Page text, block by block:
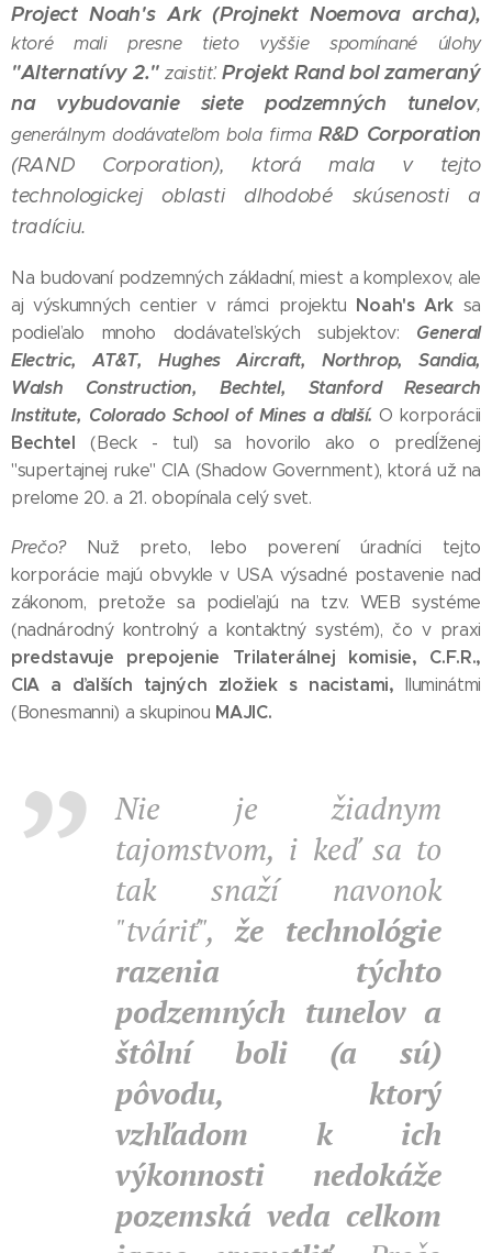
Project Noah's Ark (Projnekt Noemova archa),
ktoré mali presne tieto vyššie spomínané úlohy
"Alternatívy 2." zaistiť.Projekt Rand bol zameraný
na vybudovanie siete podzemných tunelov,
generálnym dodávateľom bola firmaR&D Corporation
(RAND Corporation), ktorá mala v tejto
technologickej oblasti dlhodobé skúsenosti a
tradíciu.
Na budovaní podzemných základní, miest a komplexov, ale
aj výskumných centier v rámci projektu Noah's Ark sa
podieľalo mnoho dodávateľských subjektov: General
Electric, AT&T, Hughes Aircraft, Northrop, Sandia,
Walsh Construction, Bechtel, Stanford Research
Institute, Colorado School of Mines a ďalší. O korporácii
Bechtel (Beck - tul) sa hovorilo ako o predĺženej
"supertajnej ruke" CIA (Shadow Government), ktorá už na
prelome 20. a 21. obopínala celý svet.
Prečo?Nuž preto, lebo poverení úradníci tejto
korporácie majú obvykle v USA výsadné postavenie nad
zákonom, pretože sa podieľajú na tzv. WEB systéme
(nadnárodný kontrolný a kontaktný systém), čo v praxi
predstavuje prepojenie Trilaterálnej komisie, C.F.R.,
CIA a ďalších tajných zložiek s nacistami,Iluminátmi
(Bonesmanni) a skupinou MAJIC.
Nie je žiadnym
tajomstvom, i keď sa to
tak snaží navonok
"tváriť",že technológie
razenia týchto
podzemných tunelov a
štôlní boli (a sú)
pôvodu, ktorý
vzhľadom k ich
výkonnosti nedokáže
pozemská veda celkom